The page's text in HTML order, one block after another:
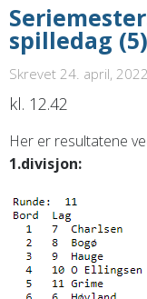
spilledag (5)
Skrevet 24. april, 2022
kl. 12.42
Her er resultatene
1.divisjon: